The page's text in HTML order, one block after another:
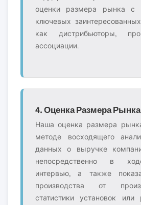
оценки размера рынка с
ключевых
как дистрибьюторы,
ассоциации.
4. Оценка Размера Рынка
Наша оценка размера
методе восходящего
данных о выручке
непосредственно в
интервью, а также
производства от
статистики установок или